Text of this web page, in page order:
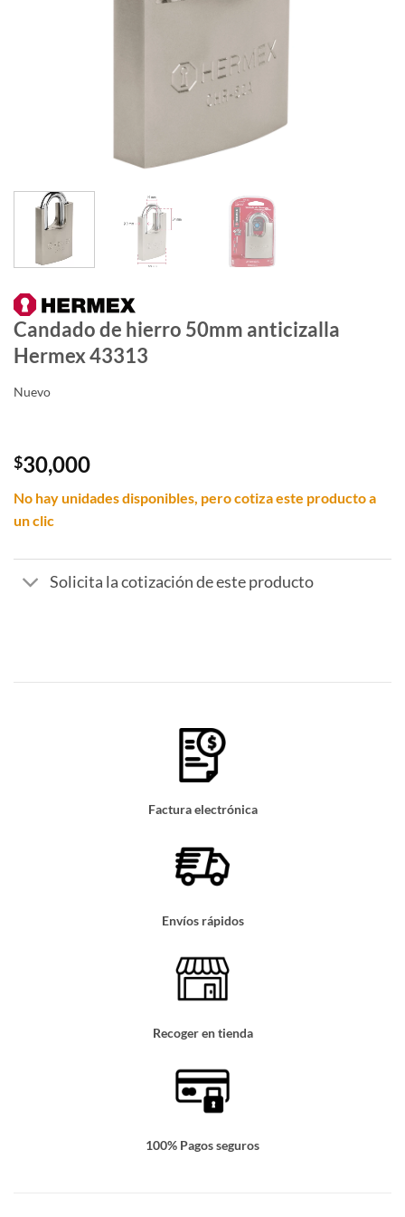
Candado de hierro 50mm anticizalla
Hermex 43313
Nuevo
$30,000
No hay unidades disponibles, pero cotiza este producto a
un clic
Solicita la cotización de este producto
Factura electrónica
Envíos rápidos
Recoger en tienda
100% Pagos seguros